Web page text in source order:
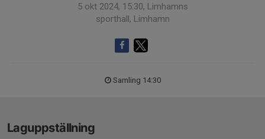
5 okt 2024, 15:30, Limhamns
sporthall, Limhamn
Samling 14:30
Laguppställning